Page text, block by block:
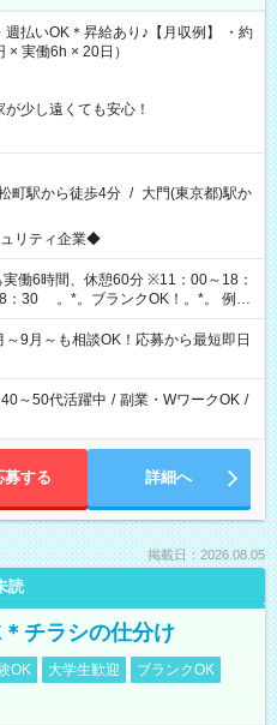
払いOK＊昇給あり♪【月収例】 ・約
実働6h × 20日）
少し遠くても安心！
町駅から徒歩4分 / 大門(東京都)駅か
リティ企業◆
働6時間、休憩60分 ※11：00～18：
。*。 例え
事務/コールセンター/受付/販売/カフェ
テルフロント/化粧品販売/など 様々な
ています♪
～9月～も相談OK！応募から最短即日
40～50代活躍中 / 副業・WワークOK /
募する 詳細へ
掲載日：2026.08.05
読
チラシの仕分け
OK 大学生歓迎
ブランクOK